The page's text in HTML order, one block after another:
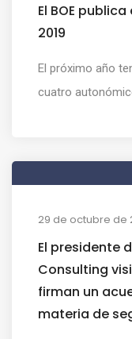
El BOE
2019
El próximo año
cuatro
29 de octubre de
El presidente
Consulting
firman un
materia de